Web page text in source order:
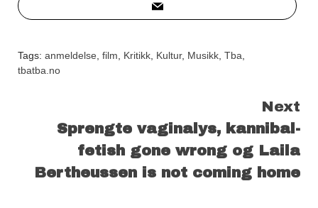
Tags: anmeldelse film Kritikk Kultur, Musikk Tba
tbatba.no
Reading
Next
Sprengte vaginalys, kannibal-
fetish gone wrong og Laila
Bertheussen is not coming home